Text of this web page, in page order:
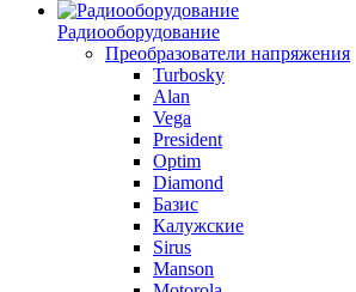
Радиооборудование
Преобразователи напряжения
Turbosky
Alan
Vega
President
Optim
Diamond
Базис
Калужские
Sirus
Manson